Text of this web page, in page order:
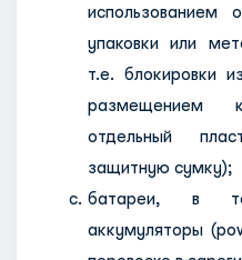
использованием
упаковки или
т.е. блокировки
размещением
отдельный
защитную сумку);
батареи, в
аккумуляторы